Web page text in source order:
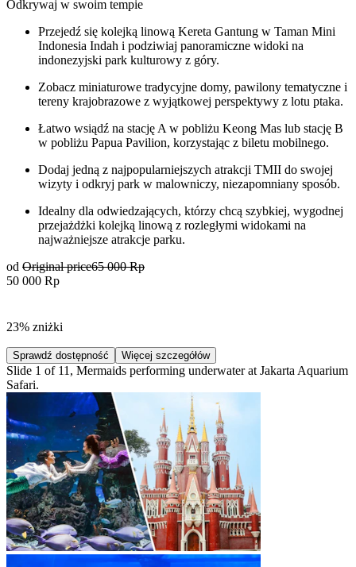
Odkrywaj w swoim tempie
Przejedź się kolejką linową Kereta Gantung w Taman Mini
Indonesia Indah i podziwiaj panoramiczne widoki na
indonezyjski park kulturowy z góry.
Zobacz miniaturowe tradycyjne domy, pawilony tematyczne i
tereny krajobrazowe z wyjątkowej perspektywy z lotu ptaka.
Łatwo wsiądź na stację A w pobliżu Keong Mas lub stację B
w pobliżu Papua Pavilion, korzystając z biletu mobilnego.
Dodaj jedną z najpopularniejszych atrakcji TMII do swojej
wizyty i odkryj park w malowniczy, niezapomniany sposób.
Idealny dla odwiedzających, którzy chcą szybkiej, wygodnej
przejażdżki kolejką linową z rozległymi widokami na
najważniejsze atrakcje parku.
od Original price65 000 Rp
50 000 Rp
23% zniżki
Sprawdź dostępność Więcej szczegółów
Slide 1 of 11, Mermaids performing underwater at Jakarta Aquarium
Safari.